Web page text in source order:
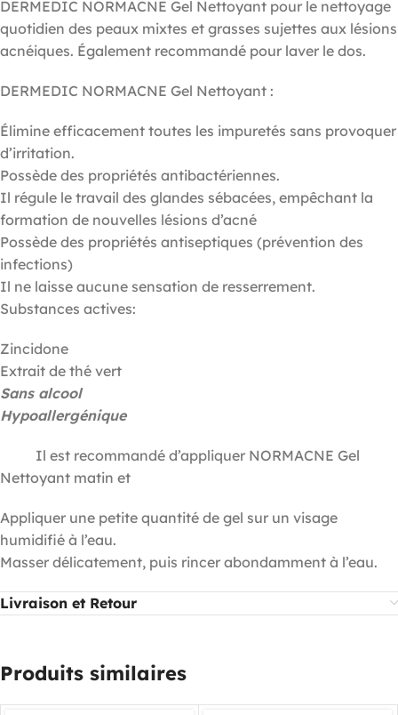
DERMEDIC NORMACNE Gel Nettoyant pour le nettoyage
quotidien des peaux mixtes et grasses sujettes aux lésions
acnéiques. Également recommandé pour laver le dos.
DERMEDIC NORMACNE Gel Nettoyant :
Élimine efficacement toutes les impuretés sans provoquer
d’irritation.
Possède des propriétés antibactériennes.
Il régule le travail des glandes sébacées, empêchant la
formation de nouvelles lésions d’acné
Possède des propriétés antiseptiques (prévention des
infections)
Il ne laisse aucune sensation de resserrement.
Substances actives:
Zincidone
Extrait de thé vert
Sans alcool
Hypoallergénique
Il est recommandé d’appliquer NORMACNE Gel
Nettoyant matin et
Appliquer une petite quantité de gel sur un visage
humidifié à l’eau.
Masser délicatement, puis rincer abondamment à l’eau.
Livraison et Retour
Produits similaires